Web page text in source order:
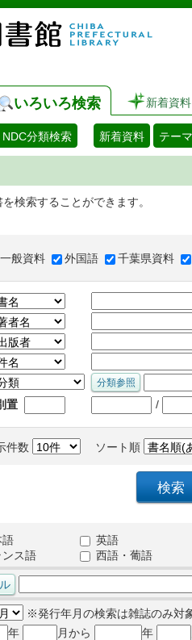
いろいろ検索 新着資料
NDC分類検索 新着資料 テー
検索することができます。
一般資料 外国語 千葉県資料
置 /
件数 ソート順
語
英語
ンス語
西語・葡語
※発行年月の検索は雑誌のみ対
年
月から 年